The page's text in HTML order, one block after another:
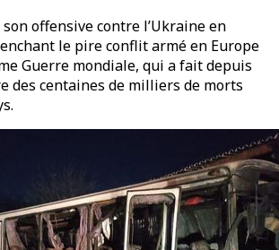
son offensive contre l’Ukraine en
le pire conflit armé en Europe
Guerre mondiale, qui a fait depuis
des centaines de milliers de morts